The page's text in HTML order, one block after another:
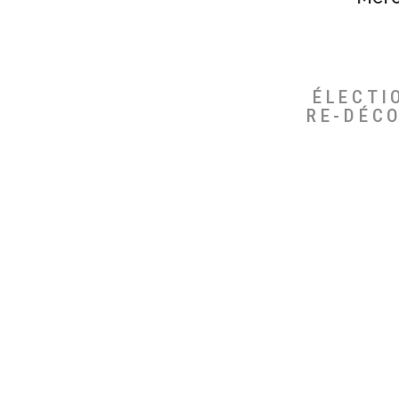
RE-